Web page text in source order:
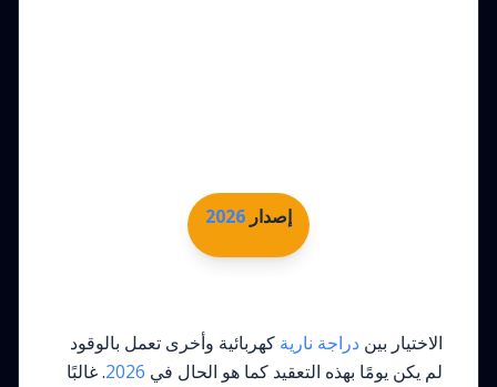
إصدار 2026
الاختيار بين دراجة نارية كهربائية وأخرى تعمل بالوقود
لم يكن يومًا بهذه التعقيد كما هو الحال في 2026. غالبًا